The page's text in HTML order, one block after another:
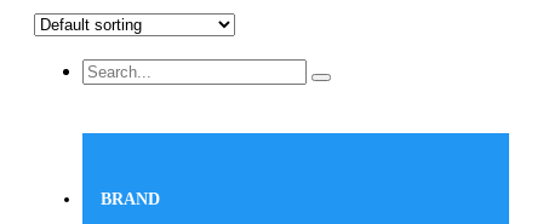
Search
...
BRAND